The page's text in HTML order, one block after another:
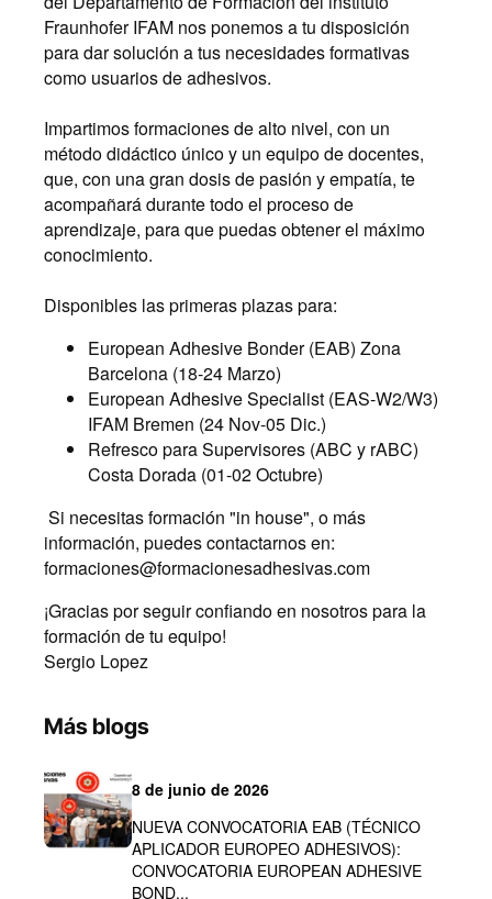
Fraunhofer IFAM nos ponemos a tu disposición
para dar solución a tus necesidades formativas
como usuarios de adhesivos.
Impartimos formaciones de alto nivel, con un
método didáctico único y un equipo de docentes,
que, con una gran dosis de pasión y empatía, te
acompañará durante todo el proceso de
aprendizaje, para que puedas obtener el máximo
conocimiento.
Disponibles las primeras plazas para:
European Adhesive Bonder (EAB) Zona
Barcelona (18-24 Marzo)
European Adhesive Specialist (EAS-W2/W3)
IFAM Bremen (24 Nov-05 Dic.)
Refresco para Supervisores (ABC y rABC)
Costa Dorada (01-02 Octubre)
Si necesitas formación "in house", o más
información, puedes contactarnos en:
formaciones@formacionesadhesivas.com
¡Gracias por seguir confiando en nosotros para la
formación de tu equipo!
Sergio Lopez
Más blogs
8 de junio de 2026
NUEVA CONVOCATORIA EAB (TÉCNICO
APLICADOR EUROPEO ADHESIVOS):
CONVOCATORIA EUROPEAN ADHESIVE
BOND...